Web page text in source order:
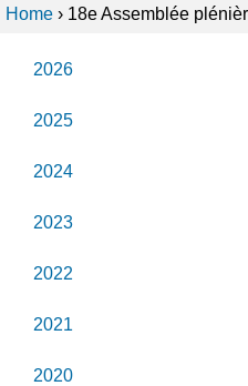
Home › 18e Assemblée
2026
2025
2024
2023
2022
2021
2020